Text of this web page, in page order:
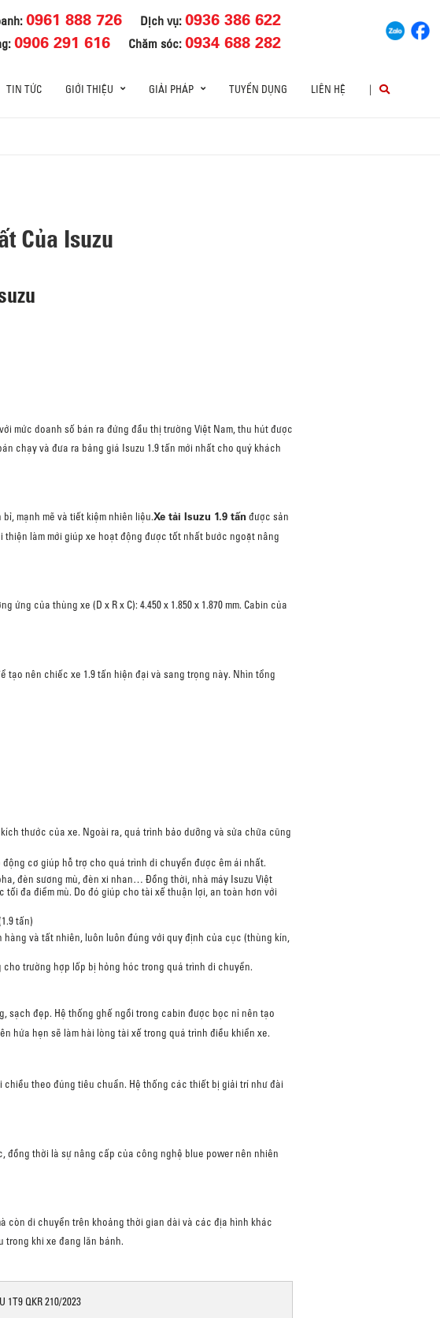
0961 888 726 Dịch vụ:0936 386 622
0906 291 616 Chăm sóc:0934 688 282
TIN TỨC GIỚI THIỆU GIẢI PHÁP TUYỂN DỤNG LIÊN HỆ |
Của Isuzu
mức doanh số bán ra đứng đầu thị trường Việt Nam, thu hút được
chạy và đưa ra bảng giá Isuzu 1.9 tấn mới nhất cho quý khách
mạnh mẽ và tiết kiệm nhiên liệu.Xe tải Isuzu 1.9 tấn được sản
làm mới giúp xe hoạt động được tốt nhất bước ngoặt nâng
ứng của thùng xe (D x R x C): 4.450 x 1.850 x 1.870 mm. Cabin của
nên chiếc xe 1.9 tấn hiện đại và sang trọng này. Nhìn tổng
thước của xe. Ngoài ra, quá trình bảo dưỡng và sửa chữa cũng
cơ giúp hỗ trợ cho quá trình di chuyển được êm ái nhất.
đèn sương mù, đèn xi nhan… Đồng thời, nhà máy Isuzu Việt
đa điểm mù. Do đó giúp cho tài xế thuận lợi, an toàn hơn với
tấn)
và tất nhiên, luôn luôn đúng với quy định của cục (thùng kín,
trường hợp lốp bị hỏng hóc trong quá trình di chuyển.
sạch đẹp. Hệ thống ghế ngồi trong cabin được bọc nỉ nên tạo
hứa hẹn sẽ làm hài lòng tài xế trong quá trình điều khiển xe.
theo đúng tiêu chuẩn. Hệ thống các thiết bị giải trí như đài
đồng thời là sự nâng cấp của công nghệ blue power nên nhiên
còn di chuyển trên khoảng thời gian dài và các địa hình khác
trong khi xe đang lăn bánh.
1T9 QKR 210/2023